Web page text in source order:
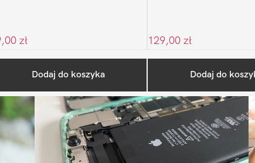
zł
Dodaj do koszyka
129,00 zł
Dodaj do
Ostatnio na blogu